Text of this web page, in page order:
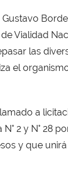
at
s
A
m
p
ar
Vialidad
las
el
a
N° 2 y N° 28
y que